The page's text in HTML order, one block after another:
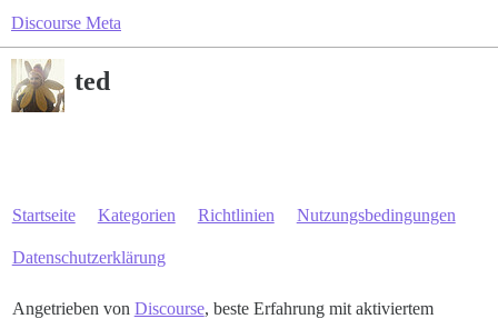
Discourse Meta
ted
Startseite Kategorien Richtlinien Nutzungsbedingungen
Datenschutzerklärung
Angetrieben von Discourse, beste Erfahrung mit aktiviertem